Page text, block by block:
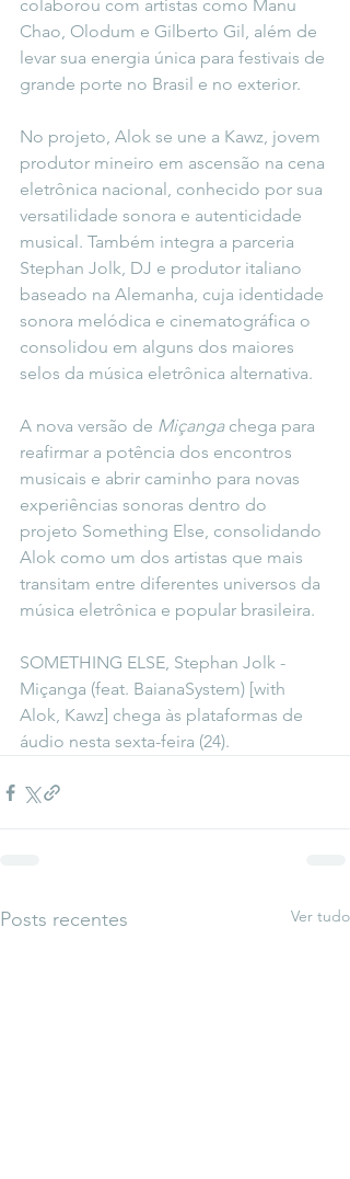
colaborou com artistas como Manu
Chao, Olodum e Gilberto Gil, além de
levar sua energia única para festivais de
grande porte no Brasil e no exterior.
No projeto, Alok se une a Kawz, jovem
produtor mineiro em ascensão na cena
eletrônica nacional, conhecido por sua
versatilidade sonora e autenticidade
musical. Também integra a parceria
Stephan Jolk, DJ e produtor italiano
baseado na Alemanha, cuja identidade
sonora melódica e cinematográfica o
consolidou em alguns dos maiores
selos da música eletrônica alternativa.
A nova versão de Miçanga chega para
reafirmar a potência dos encontros
musicais e abrir caminho para novas
experiências sonoras dentro do
projeto Something Else, consolidando
Alok como um dos artistas que mais
transitam entre diferentes universos da
música eletrônica e popular brasileira.
SOMETHING ELSE, Stephan Jolk -
Miçanga (feat. BaianaSystem) [with
Alok, Kawz] chega às plataformas de
áudio nesta sexta-feira (24).
Posts recentes Ver tudo